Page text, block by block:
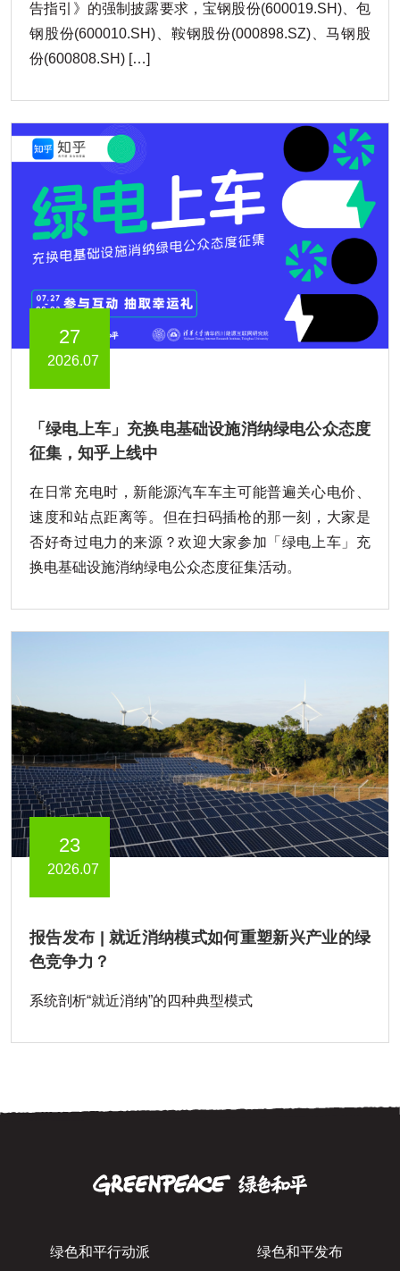
告指引》的强制披露要求，宝钢股份(600019.SH)、包
钢股份(600010.SH)、鞍钢股份(000898.SZ)、马钢股
份(600808.SH) […]
27
2026.07
「绿电上车」充换电基础设施消纳绿电公众态度
征集，知乎上线中
在日常充电时，新能源汽车车主可能普遍关心电价、
速度和站点距离等。但在扫码插枪的那一刻，大家是
否好奇过电力的来源？欢迎大家参加「绿电上车」充
换电基础设施消纳绿电公众态度征集活动。
23
2026.07
报告发布 | 就近消纳模式如何重塑新兴产业的绿
色竞争力？
系统剖析“就近消纳”的四种典型模式
绿色和平行动派 绿色和平发布